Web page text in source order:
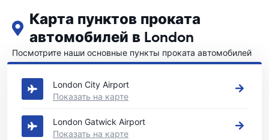
Карта пунктов проката
автомобилей в London
Посмотрите наши основные пункты проката автомобилей
в London
London City Airport
Показать на карте
London Gatwick Airport
Показать на карте